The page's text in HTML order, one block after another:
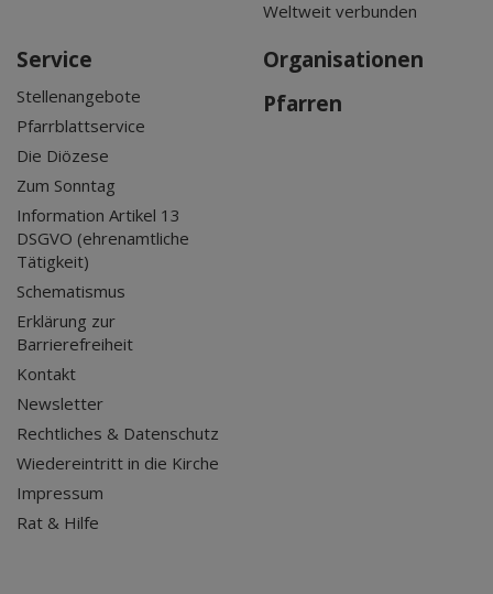
Weltweit verbunden
Service
Stellenangebote
Pfarrblattservice
Die Diözese
Zum Sonntag
Information Artikel 13
DSGVO (ehrenamtliche
Tätigkeit)
Schematismus
Erklärung zur
Barrierefreiheit
Kontakt
Newsletter
Rechtliches & Datenschutz
Wiedereintritt in die Kirche
Impressum
Rat & Hilfe
Organisationen
Pfarren